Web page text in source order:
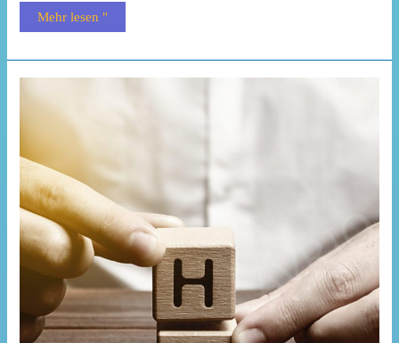
Mehr lesen "
Hotelmanagement